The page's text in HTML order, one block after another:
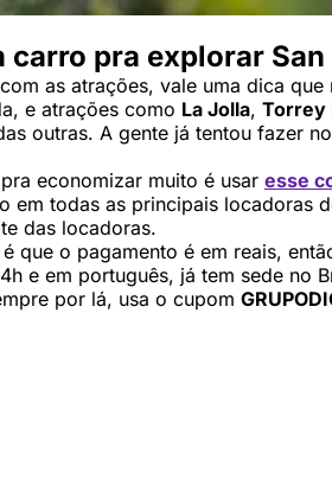
carro pra explorar San
as atrações, vale uma dica
e atrações como La Jolla, Torrey
outras. A gente já tentou fazer
economizar muito é usar esse
em todas as principais locadoras
das locadoras.
que o pagamento é em reais,
e em português, já tem sede no
por lá, usa o cupom